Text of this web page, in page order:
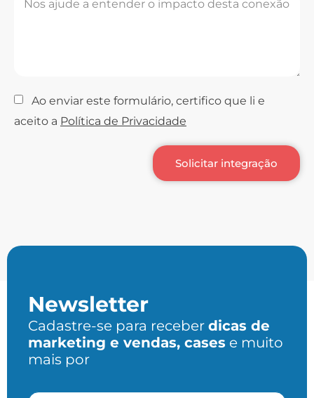
Ao enviar este formulário, certifico que li e
aceito a Política de Privacidade
Solicitar integração
Newsletter
Cadastre-se para receber dicas de
marketing e vendas, cases e muito
mais por